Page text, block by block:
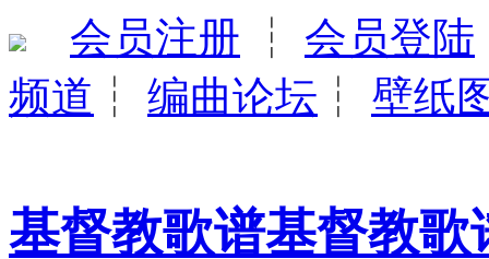
会员注册 ┆ 会员登陆
频道 ┆ 编曲论坛 ┆ 壁纸
基督教歌谱基督教